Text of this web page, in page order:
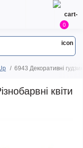
0
6943 Декоративні
квіти